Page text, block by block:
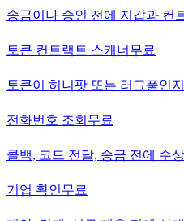
송금이나 승인 전에 지갑과 컨
토큰 컨트랙트 스캐너 무료
토큰이 허니팟 또는 러그풀인
전화번호 조회 무료
콜백, 코드 전달, 송금 전에 수
기업 확인무료